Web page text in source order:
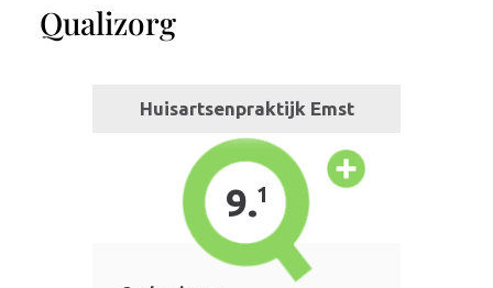
pagina
Qualizorg